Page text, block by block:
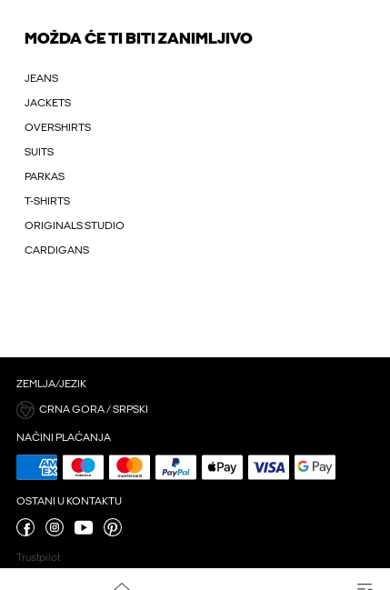
MOŽDA ĆE TI BITI ZANIMLJIVO
JEANS
JACKETS
OVERSHIRTS
SUITS
PARKAS
T-SHIRTS
ORIGINALS STUDIO
CARDIGANS
ZEMLJA/JEZIK
CRNA GORA / SRPSKI
NAČINI PLAĆANJA
OSTANI U KONTAKTU
Trustpilot